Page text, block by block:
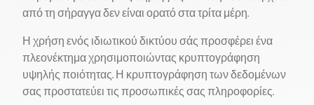
από τη σήραγγα δεν είναι ορατό στα τρίτα μέρη.
Η χρήση ενός ιδιωτικού δικτύου σάς προσφέρει ένα
πλεονέκτημα χρησιμοποιώντας κρυπτογράφηση
υψηλής ποιότητας. Η κρυπτογράφηση των δεδομένων
σας προστατεύει τις προσωπικές σας πληροφορίες.